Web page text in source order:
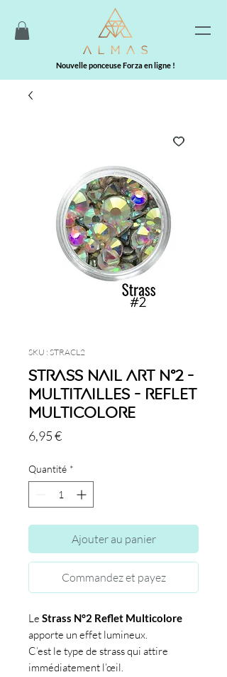
Nouvelle ponceuse Forza en ligne !
SKU : STRACL2
Strass Nail Art N°2 -
Multitailles - Reflet
Multicolore
6,95 €Prix
Quantité *
Ajouter au panier
Commandez et payez
Le Strass N°2 Reflet Multicolore
apporte un effet lumineux.
C’est le type de strass qui attire
immédiatement l’œil.